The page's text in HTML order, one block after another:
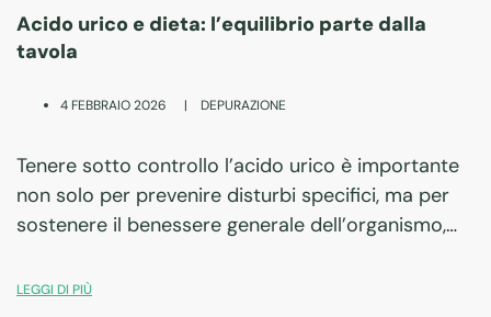
Acido urico e dieta: l’equilibrio parte dalla
tavola
4 FEBBRAIO 2026 | DEPURAZIONE
Tenere sotto controllo l’acido urico è importante
non solo per prevenire disturbi specifici, ma per
sostenere il benessere generale dell’organismo,
diventa più ricca.
LEGGI DI PIÙ